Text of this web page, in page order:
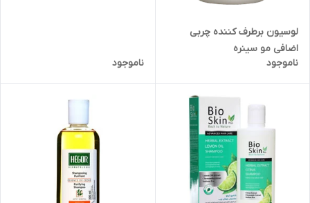
لوسیون برطرف کننده چربی
اضافی مو سینره
ناموجود
ناموجود